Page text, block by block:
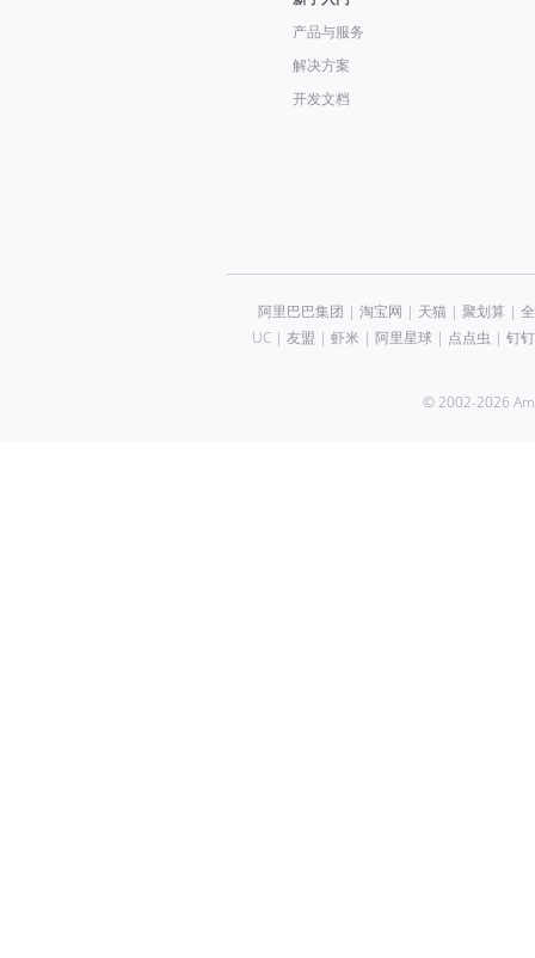
产品与服务
解决方案
开发文档
阿里巴巴集团 | 淘宝网 | 天猫| 聚划算 |
UC| 友盟 | 虾米 | 阿里星球| 点点虫 | 钉钉
© 2002-2026